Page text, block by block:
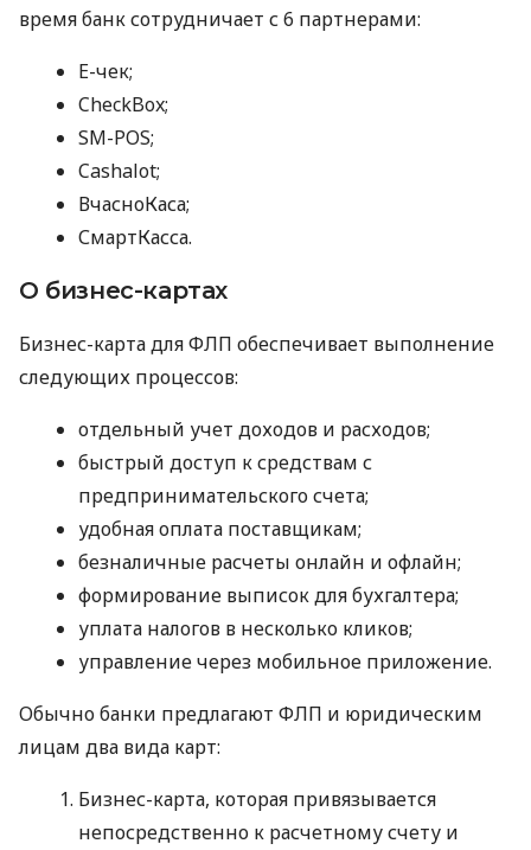
время банк сотрудничает с 6 партнерами:
E-чек;
CheckBox;
SM-POS;
Cashalot;
ВчасноКаса;
СмартКасса.
О бизнес-картах
Бизнес-карта для ФЛП обеспечивает выполнение
следующих процессов:
отдельный учет доходов и расходов;
быстрый доступ к средствам с
предпринимательского счета;
удобная оплата поставщикам;
безналичные расчеты онлайн и офлайн;
формирование выписок для бухгалтера;
уплата налогов в несколько кликов;
управление через мобильное приложение.
Обычно банки предлагают ФЛП и юридическим
лицам два вида карт:
Бизнес-карта, которая привязывается
непосредственно к расчетному счету и